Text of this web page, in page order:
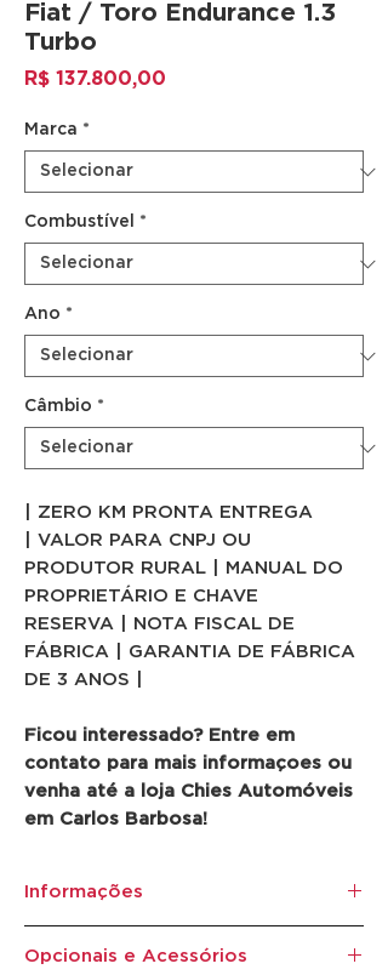
Fiat / Toro Endurance 1.3
Turbo
R$ 137.800,00
Marca *
Combustível *
Ano *
Câmbio *
| ZERO KM PRONTA ENTREGA
| VALOR PARA CNPJ OU
PRODUTOR RURAL | MANUAL DO
PROPRIETÁRIO E CHAVE
RESERVA | NOTA FISCAL DE
FÁBRICA | GARANTIA DE FÁBRICA
DE 3 ANOS |
Ficou interessado? Entre em
contato para mais informaçoes ou
venha até a loja Chies Automóveis
em Carlos Barbosa!
Informações
Ano/Modelo:2025/2025
Opcionais e Acessórios